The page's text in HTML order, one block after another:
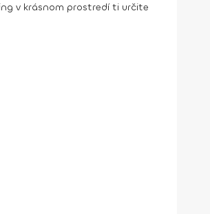
v krásnom prostredí ti určite